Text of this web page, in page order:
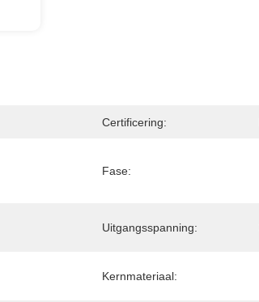
Certificering:
Fase:
Uitgangsspanning:
Kernmateriaal: